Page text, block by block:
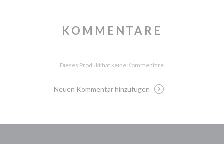
KOMMENTARE
Dieses Produkt hat keine Kommentare
Neuen Kommentar hinzufügen